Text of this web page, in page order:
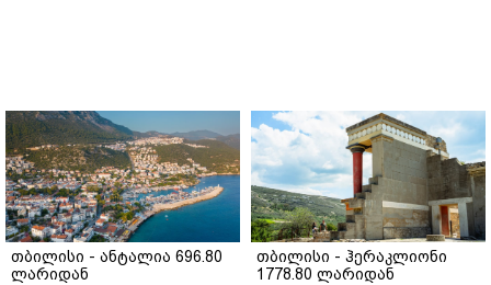
თბილისი - ანტალია 696.80
ლარიდან
თბილისი - ჰერაკლიონი
1778.80 ლარიდან